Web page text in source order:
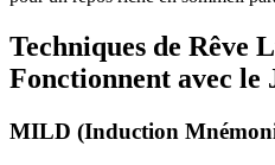
Techniques de Rêve
Fonctionnent avec le
MILD (Induction